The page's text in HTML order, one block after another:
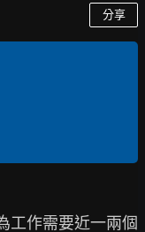
分享
工作需要近一兩個